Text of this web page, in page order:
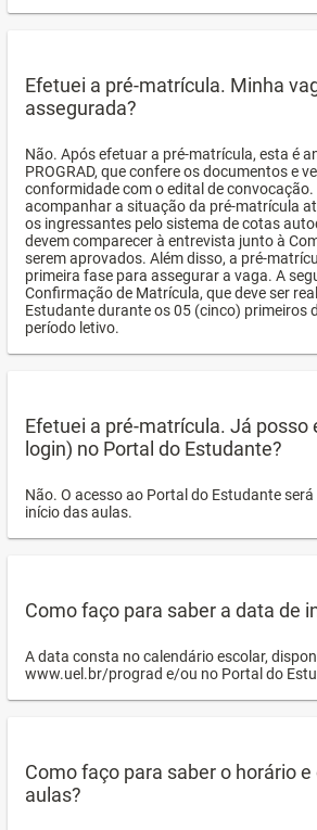
Efetuei a pré-matrícula. Minha
assegurada?
Não. Após efetuar a pré-matrícula, esta é
PROGRAD, que confere os documentos e
conformidade com o edital de convocação.
acompanhar a situação da pré-matrícula
os ingressantes pelo sistema de cotas
devem comparecer à entrevista junto à
serem aprovados. Além disso, a pré-
primeira fase para assegurar a vaga. A
Confirmação de Matrícula, que deve ser
Estudante durante os 05 (cinco) primeiros
período letivo.
Efetuei a pré-matrícula. Já posso
login) no Portal do Estudante?
Não. O acesso ao Portal do Estudante
início das aulas.
Como faço para saber a data de
A data consta no calendário escolar,
www.uel.br/prograd e/ou no Portal do
Como faço para saber o horário e
aulas?